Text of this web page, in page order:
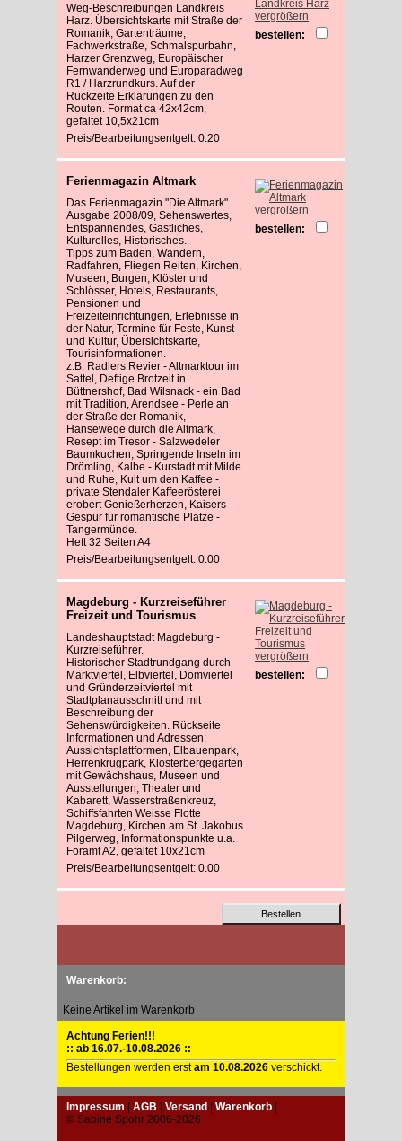
Weg-Beschreibungen Landkreis
Harz. Übersichtskarte mit Straße der
Romanik, Gartenträume,
Fachwerkstraße, Schmalspurbahn,
Harzer Grenzweg, Europäischer
Fernwanderweg und Europaradweg
R1 / Harzrundkurs. Auf der
Rückzeite Erklärungen zu den
Routen. Format ca 42x42cm,
gefaltet 10,5x21cm
Preis/Bearbeitungsentgelt: 0.20
vergrößern
bestellen:
Ferienmagazin Altmark
Das Ferienmagazin "Die Altmark"
Ausgabe 2008/09, Sehenswertes,
Entspannendes, Gastliches,
Kulturelles, Historisches.
Tipps zum Baden, Wandern,
Radfahren, Fliegen Reiten, Kirchen,
Museen, Burgen, Klöster und
Schlösser, Hotels, Restaurants,
Pensionen und
Freizeiteinrichtungen, Erlebnisse in
der Natur, Termine für Feste, Kunst
und Kultur, Übersichtskarte,
Tourisinformationen.
z.B. Radlers Revier - Altmarktour im
Sattel, Deftige Brotzeit in
Büttnershof, Bad Wilsnack - ein Bad
mit Tradition, Arendsee - Perle an
der Straße der Romanik,
Hansewege durch die Altmark,
Resept im Tresor - Salzwedeler
Baumkuchen, Springende Inseln im
Drömling, Kalbe - Kurstadt mit Milde
und Ruhe, Kult um den Kaffee -
private Stendaler Kaffeerösterei
erobert Genießerherzen, Kaisers
Gespür für romantische Plätze -
Tangermünde.
Heft 32 Seiten A4
Preis/Bearbeitungsentgelt: 0.00
vergrößern
bestellen:
Magdeburg - Kurzreiseführer
Freizeit und Tourismus
Landeshauptstadt Magdeburg -
Kurzreiseführer.
Historischer Stadtrundgang durch
Marktviertel, Elbviertel, Domviertel
und Gründerzeitviertel mit
Stadtplanausschnitt und mit
Beschreibung der
Sehenswürdigkeiten. Rückseite
Informationen und Adressen:
Aussichtsplattformen, Elbauenpark,
Herrenkrugpark, Klosterbergegarten
mit Gewächshaus, Museen und
Ausstellungen, Theater und
Kabarett, Wasserstraßenkreuz,
Schiffsfahrten Weisse Flotte
Magdeburg, Kirchen am St. Jakobus
Pilgerweg, Informationspunkte u.a.
Foramt A2, gefaltet 10x21cm
Preis/Bearbeitungsentgelt: 0.00
vergrößern
bestellen:
Warenkorb:
Keine Artikel im Warenkorb
Achtung Ferien!!!
:: ab 16.07.-10.08.2026 ::
Bestellungen werden erstam 10.08.2026 verschickt.
Impressum | AGB | Versand | Warenkorb |
© Sabine Spohr 2006-2026